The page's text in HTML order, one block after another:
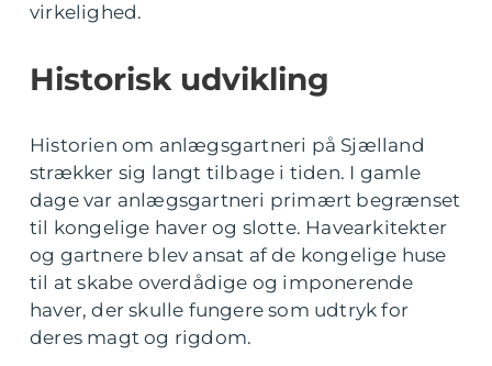
virkelighed.
Historisk udvikling
Historien om anlægsgartneri på Sjælland
strækker sig langt tilbage i tiden. I gamle
dage var anlægsgartneri primært begrænset
til kongelige haver og slotte. Havearkitekter
og gartnere blev ansat af de kongelige huse
til at skabe overdådige og imponerende
haver, der skulle fungere som udtryk for
deres magt og rigdom.